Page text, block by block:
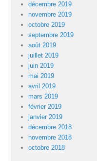
décembre 2019
novembre 2019
octobre 2019
septembre 2019
août 2019
juillet 2019
juin 2019
mai 2019
avril 2019
mars 2019
février 2019
janvier 2019
décembre 2018
novembre 2018
octobre 2018